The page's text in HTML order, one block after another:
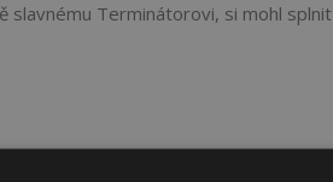
slavnému Terminátorovi, si mohl splnit